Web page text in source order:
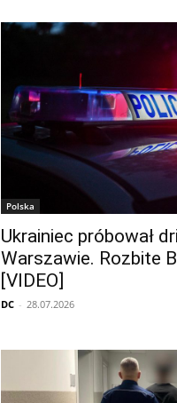
Polska
Ukrainiec próbował
Warszawie. Rozbite
[VIDEO]
DC - 28.07.2026